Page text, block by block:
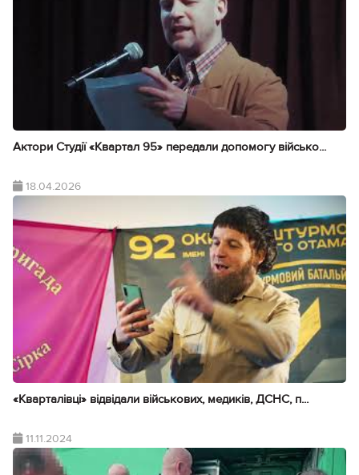
Актори Студії «Квартал 95» передали допомогу військо...
18.04.2026
«Кварталівці» відвідали військових, медиків, ДСНС, п...
11.11.2024